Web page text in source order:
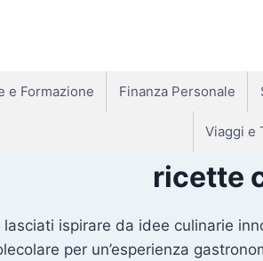
e Formazione Finanza Personale
Viaggi e
ricette
lasciati ispirare da idee culinarie
per un’esperienza